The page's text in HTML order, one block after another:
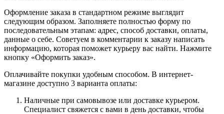
Оформление заказа в стандартном режиме выглядит
следующим образом. Заполняете полностью форму по
последовательным этапам: адрес, способ доставки, оплаты,
данные о себе. Советуем в комментарии к заказу написать
информацию, которая поможет курьеру вас найти. Нажмите
кнопку «Оформить заказ».
Оплачивайте покупки удобным способом. В интернет-
магазине доступно 3 варианта оплаты:
Наличные при самовывозе или доставке курьером.
Специалист свяжется с вами в день доставки, чтобы